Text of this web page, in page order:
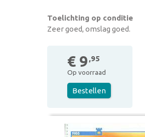
Toelichting op conditie
Zeer goed, omslag goed.
€ 9 ,95
Op voorraad
Bestellen